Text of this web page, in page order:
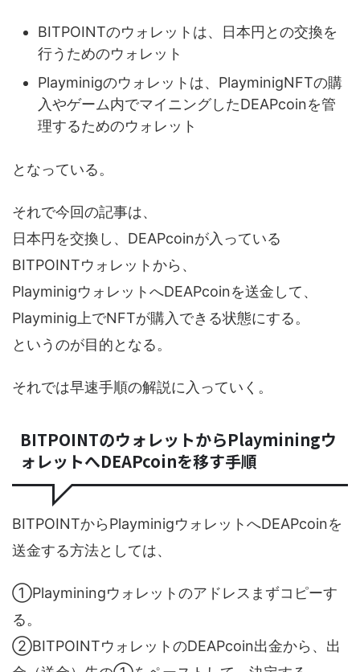
BITPOINTのウォレットは、日本円との交換を
行うためのウォレット
Playminigのウォレットは、PlayminigNFTの購
入やゲーム内でマイニングしたDEAPcoinを管
理するためのウォレット
となっている。
それで今回の記事は、
日本円を交換し、DEAPcoinが入っている
BITPOINTウォレットから、
PlayminigウォレットへDEAPcoinを送金して、
Playminig上でNFTが購入できる状態にする。
というのが目的となる。
それでは早速手順の解説に入っていく。
BITPOINTのウォレットからPlayminingウ
ォレットへDEAPcoinを移す手順
BITPOINTからPlayminigウォレットへDEAPcoinを
送金する方法としては、
①Playminingウォレットのアドレスまずコピーす
る。
②BITPOINTウォレットのDEAPcoin出金から、出